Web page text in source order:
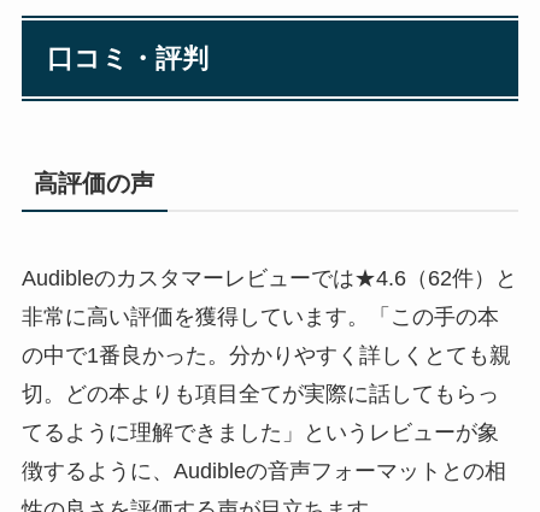
口コミ・評判
高評価の声
Audibleのカスタマーレビューでは★4.6（62件）と
非常に高い評価を獲得しています。「この手の本
の中で1番良かった。分かりやすく詳しくとても親
切。どの本よりも項目全てが実際に話してもらっ
てるように理解できました」というレビューが象
徴するように、Audibleの音声フォーマットとの相